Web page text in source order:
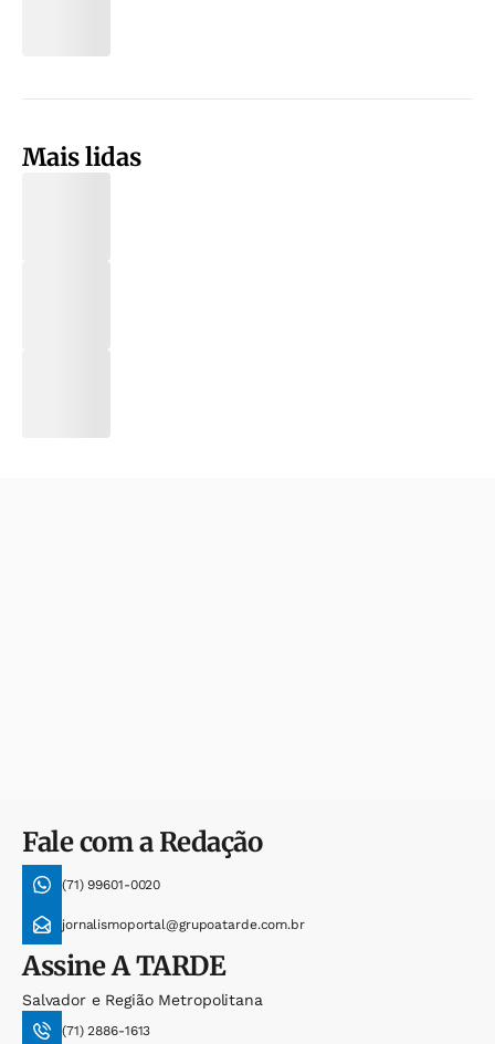
Mais lidas
Fale com a Redação
(71) 99601-0020
jornalismoportal@grupoatarde.com.br
AssineA TARDE
Salvador e Região Metropolitana
(71) 2886-1613